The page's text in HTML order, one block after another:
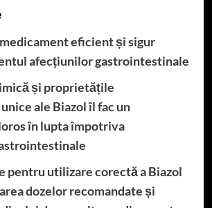
eficient și sigur
afecțiunilor gastrointestinale
și proprietățile
ale Biazol îl fac un
în lupta împotriva
pentru utilizare corectă a Biazol
dozelor recomandate și